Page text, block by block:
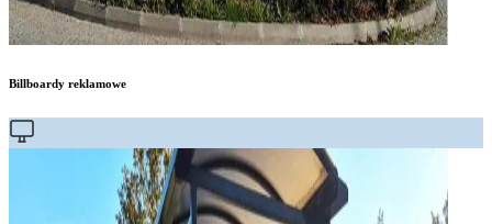
Billboardy reklamowe